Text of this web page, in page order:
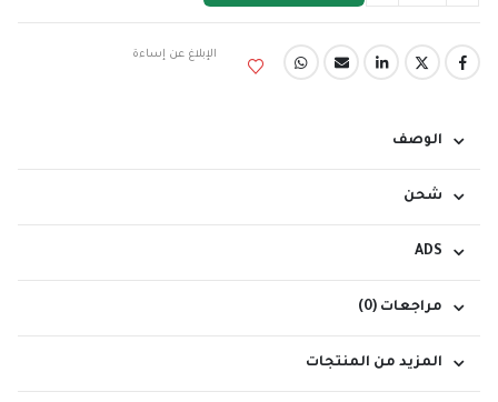
الإبلاغ عن إساءة
الوصف
شحن
ADS
مراجعات (0)
المزيد من المنتجات